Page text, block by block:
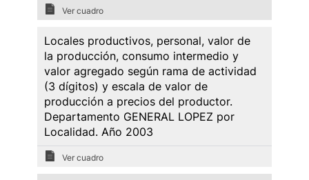
Ver cuadro
Locales productivos, personal, valor de
la producción, consumo intermedio y
valor agregado según rama de actividad
(3 dígitos) y escala de valor de
producción a precios del productor.
Departamento GENERAL LOPEZ por
Localidad. Año 2003
Ver cuadro